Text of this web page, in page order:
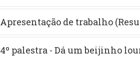
Apresentação de trabalho
4º palestra - Dá um beijinho